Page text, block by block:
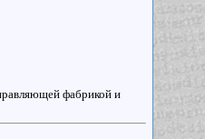
фабрикой и